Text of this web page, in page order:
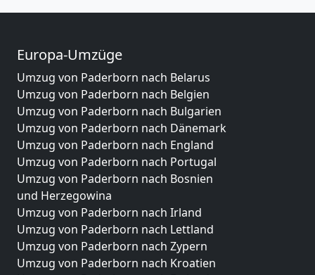
Europa-Umzüge
Umzug von Paderborn nach Belarus
Umzug von Paderborn nach Belgien
Umzug von Paderborn nach Bulgarien
Umzug von Paderborn nach Dänemark
Umzug von Paderborn nach England
Umzug von Paderborn nach Portugal
Umzug von Paderborn nach Bosnien
und Herzegowina
Umzug von Paderborn nach Irland
Umzug von Paderborn nach Lettland
Umzug von Paderborn nach Zypern
Umzug von Paderborn nach Kroatien